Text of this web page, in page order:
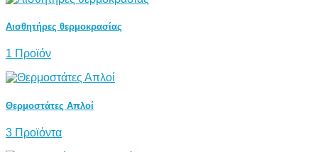
Αισθητήρες θερμοκρασίας
1 Προϊόν
Θερμοστάτες Απλοί
3 Προϊόντα